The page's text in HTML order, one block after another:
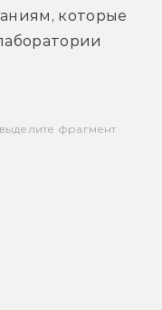
которые
фрагмент